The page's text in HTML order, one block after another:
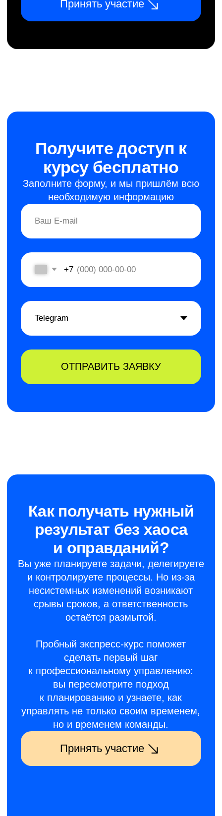
ОТПРАВИТЬ ЗАЯВКУ
Как получать нужный
Вы уже планируете задачи, делегируете
и контролируете процессы. Но из-за
несистемных изменений возникают
срывы сроков, а ответственность
сделать первый шаг
к профессиональному управлению:
к планированию и узнаете, как
управлять не только своим временем,
но и временем команды.
Принять участие
В программе
Вводный урок. Как сделать,
чтобы вместо оправданий
вы получали
запланированные
результаты
Вы поймёте, насколько точен
ваш стиль управления и какие
чтобы перестать полностью
полагаться на интуицию и
начать получать нужные